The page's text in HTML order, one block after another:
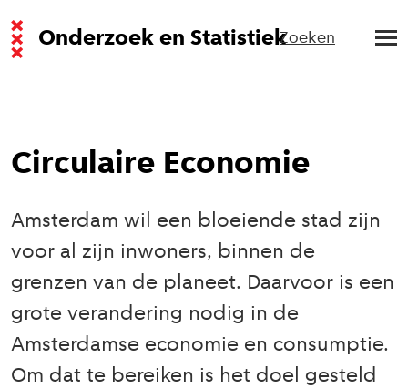
Onderzoek en StatistiekZoeken
Circulaire Economie
Amsterdam wil een bloeiende stad zijn
voor al zijn inwoners, binnen de
grenzen van de planeet. Daarvoor is een
grote verandering nodig in de
Amsterdamse economie en consumptie.
Om dat te bereiken is het doel gesteld